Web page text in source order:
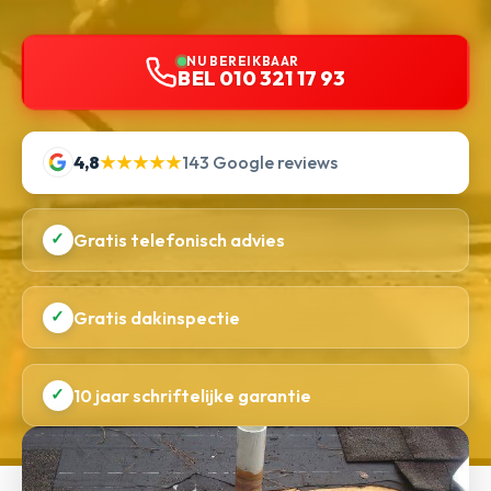
NU BEREIKBAAR
BEL 010 321 17 93
4,8★★★★★143 Google reviews
✓ Gratis telefonisch advies
✓ Gratis dakinspectie
✓ 10 jaar schriftelijke garantie